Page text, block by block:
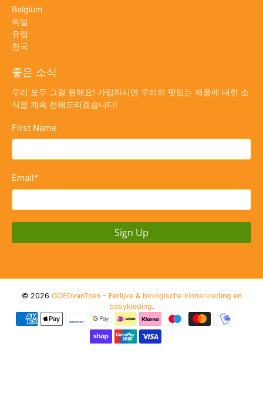
Belgium
독일
유럽
한국
좋은 소식
우리 모두 그걸 원해요! 가입하시면 우리의 맛있는 제품에 대한 소
식을 계속 전해드리겠습니다!
First Name
Email*
Sign Up
© 2026 GOEDvanToen - Eerlijke & biologische kinderkleding en
babykleding.